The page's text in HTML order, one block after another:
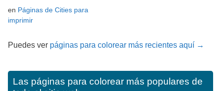
en Páginas de Cities para
imprimir
Puedes ver páginas para colorear más recientes aquí →
Las páginas para colorear más populares de